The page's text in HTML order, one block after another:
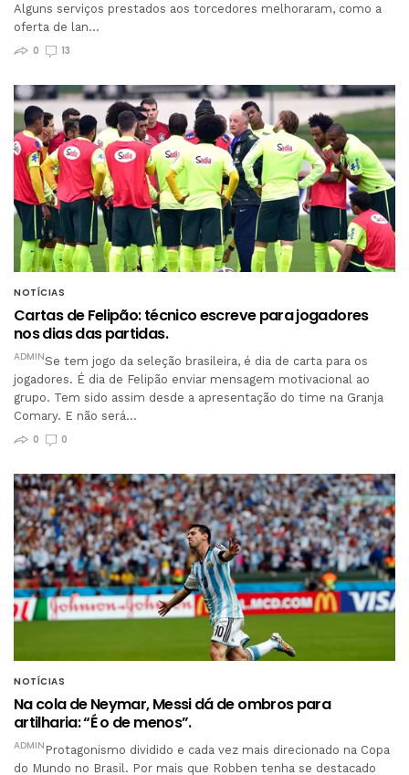
Alguns serviços prestados aos torcedores melhoraram, como a
oferta de lan…
0
13
NOTÍCIAS
Cartas de Felipão: técnico escreve para jogadores
nos dias das partidas.
ADMINSe tem jogo da seleção brasileira, é dia de carta para os
jogadores. É dia de Felipão enviar mensagem motivacional ao
grupo. Tem sido assim desde a apresentação do time na Granja
Comary. E não será…
0
0
NOTÍCIAS
Na cola de Neymar, Messi dá de ombros para
artilharia: “É o de menos”.
ADMIN Protagonismo dividido e cada vez mais direcionado na Copa
do Mundo no Brasil. Por mais que Robben tenha se destacado